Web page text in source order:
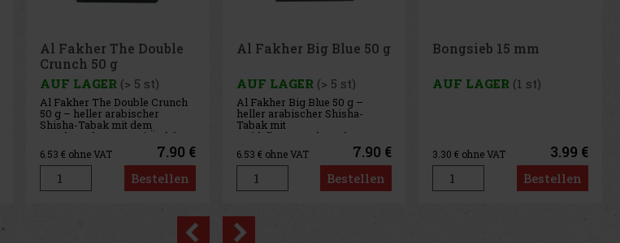
Al Fakher Big Blue 50 g
AUF LAGER(> 5 st)
Al Fakher Big Blue 50 g –
heller arabischer Shisha-
Tabak mit
Heidelbeergeschmack.
6.53 € ohne VAT 7.90 €
Bestellen
Bongsieb 15 mm
AUF LAGER(1 st)
3.30 € ohne VAT 3.99 €
Bestellen
Previous